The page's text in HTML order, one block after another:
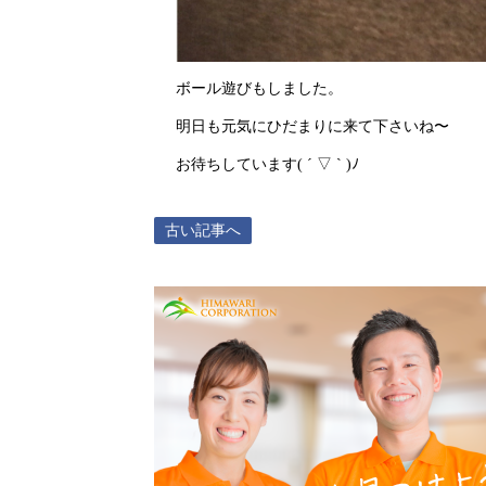
ボール遊びもしました。
明日も元気にひだまりに来て下さいね〜
お待ちしています( ´ ▽ ` )ﾉ
古い記事へ